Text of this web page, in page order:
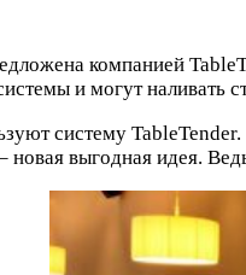
компанией
и могут наливать
систему
выгодная идея.